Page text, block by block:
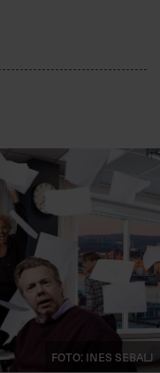
Foto: Ines Sebalj